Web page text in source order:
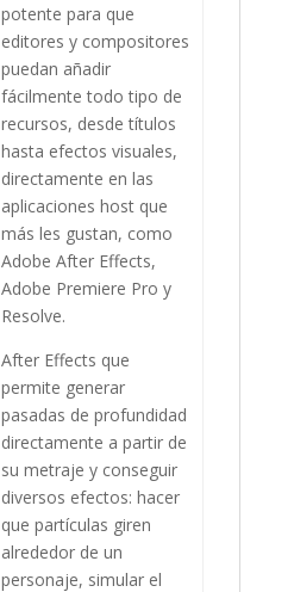
potente para que
editores y compositores
puedan añadir
fácilmente todo tipo de
recursos, desde títulos
hasta efectos visuales,
directamente en las
aplicaciones host que
más les gustan, como
Adobe After Effects,
Adobe Premiere Pro y
Resolve.
After Effects que
permite generar
pasadas de profundidad
directamente a partir de
su metraje y conseguir
diversos efectos: hacer
que partículas giren
alrededor de un
personaje, simular el